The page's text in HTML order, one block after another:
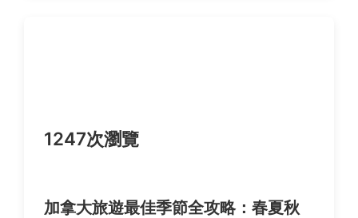
1247次瀏覽
加拿大旅遊最佳季節全攻略：春夏秋